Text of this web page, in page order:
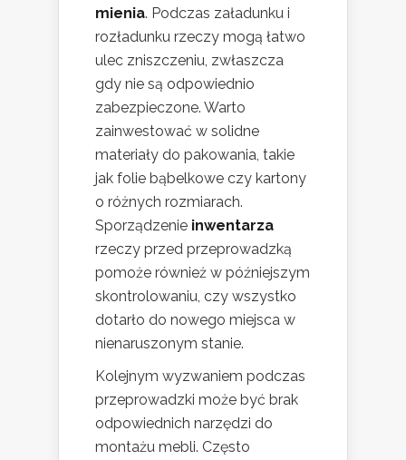
mienia. Podczas załadunku i
rozładunku rzeczy mogą łatwo
ulec zniszczeniu, zwłaszcza
gdy nie są odpowiednio
zabezpieczone. Warto
zainwestować w solidne
materiały do pakowania, takie
jak folie bąbelkowe czy kartony
o różnych rozmiarach.
Sporządzenie inwentarza
rzeczy przed przeprowadzką
pomoże również w późniejszym
skontrolowaniu, czy wszystko
dotarło do nowego miejsca w
nienaruszonym stanie.
Kolejnym wyzwaniem podczas
przeprowadzki może być brak
odpowiednich narzędzi do
montażu mebli. Często